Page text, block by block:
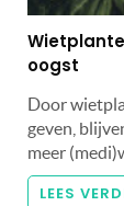
oogst
Door
geven,
meer
LEES